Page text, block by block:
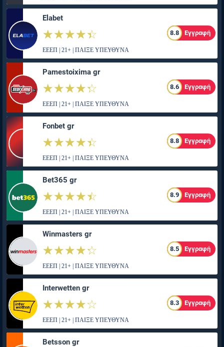
Elabet
☆☆☆☆☆
★★★★★ 8.8 Εγγραφή
ΕΕΕΠ | 21+ | ΠΑΙΞΕ ΥΠΕΥΘΥΝΑ
Pamestoixima gr
☆☆☆☆☆
★★★★★ 8.6 Εγγραφή
ΕΕΕΠ | 21+ | ΠΑΙΞΕ ΥΠΕΥΘΥΝΑ
Fonbet gr
☆☆☆☆☆
★★★★★ 8.8 Εγγραφή
ΕΕΕΠ | 21+ | ΠΑΙΞΕ ΥΠΕΥΘΥΝΑ
Bet365 gr
☆☆☆☆☆
★★★★★ 8.9 Εγγραφή
ΕΕΕΠ | 21+ | ΠΑΙΞΕ ΥΠΕΥΘΥΝΑ
Winmasters gr
☆☆☆☆☆
★★★★★ 8.5 Εγγραφή
ΕΕΕΠ | 21+ | ΠΑΙΞΕ ΥΠΕΥΘΥΝΑ
Interwetten gr
☆☆☆☆☆
★★★★★ 8.3 Εγγραφή
ΕΕΕΠ | 21+ | ΠΑΙΞΕ ΥΠΕΥΘΥΝΑ
Betsson gr